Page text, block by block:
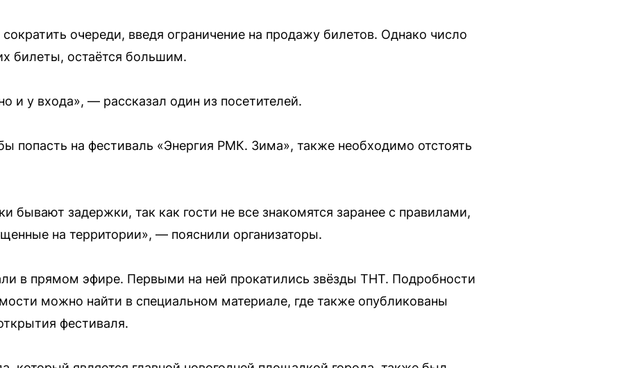
очереди, введя ограничение на продажу билетов. Однако число
билеты, остаётся большим.
и у входа», — рассказал один из посетителей.
попасть на фестиваль «Энергия РМК. Зима», также необходимо отстоять
бывают задержки, так как гости не все знакомятся заранее с правилами,
на территории», — пояснили организаторы.
в прямом эфире. Первыми на ней прокатились звёзды ТНТ. Подробности
можно найти в специальном материале, где также опубликованы
фестиваля.